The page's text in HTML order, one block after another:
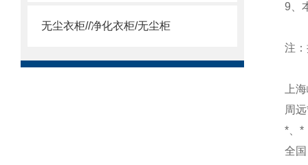
无尘衣柜//净化衣柜/无尘柜
9、
注
上
周
*、*
全